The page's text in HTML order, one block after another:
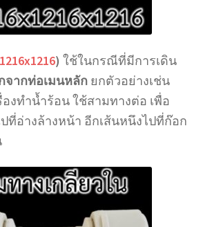
) ใช้ในกรณีที่มีการเดิน
ากท่อเมนหลักยกตัวอย่างเช่น
งทำน้ำร้อน ใช้สามทางต่อ เพื่อ
ที่อ่างล้างหน้า อีกเส้นหนึงไปที่ก๊อก